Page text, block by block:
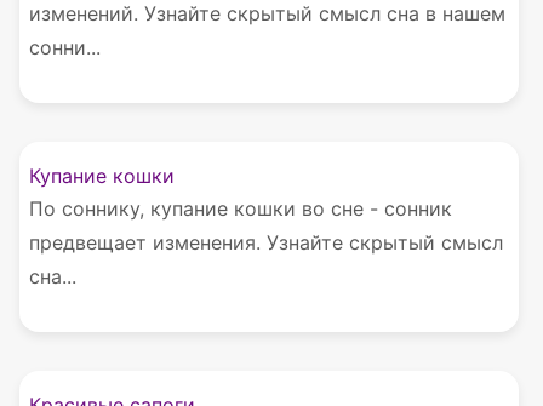
изменений. Узнайте скрытый смысл сна в нашем
сонни...
Купание кошки
По соннику, купание кошки во сне - сонник
предвещает изменения. Узнайте скрытый смысл
сна...